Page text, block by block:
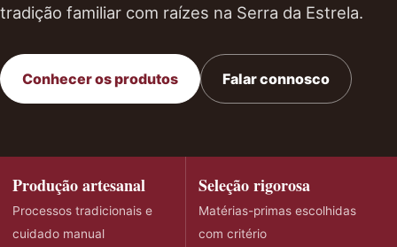
tradição familiar com raízes na Serra da Estrela.
Conhecer os produtos Falar connosco
Produção artesanal
Processos tradicionais e
cuidado manual
Seleção rigorosa
Matérias-primas escolhidas
com critério